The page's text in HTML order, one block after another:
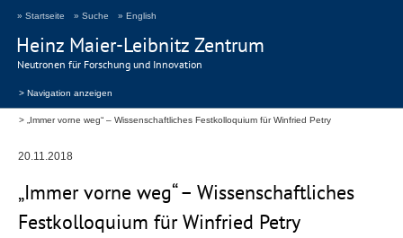
Heinz Maier-Leibnitz Zentrum
Neutronen für Forschung und Innovation
» Startseite » Suche » English
> Navigation anzeigen
„Immer vorne weg“ – Wissenschaftliches Festkolloquium für Winfried Petry
20.11.2018
„Immer vorne weg“ – Wissenschaftliches
Festkolloquium für Winfried Petry